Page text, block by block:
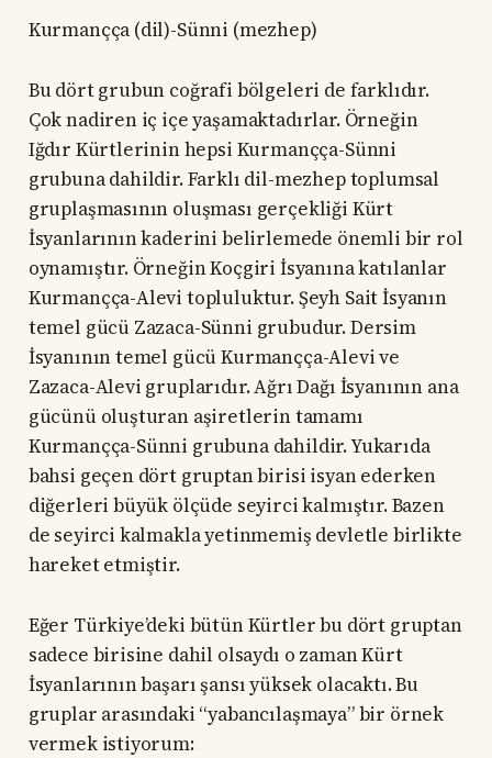
Kurmançça (dil)-Sünni (mezhep)
Bu dört grubun coğrafi bölgeleri de farklıdır.
Çok nadiren iç içe yaşamaktadırlar. Örneğin
Iğdır Kürtlerinin hepsi Kurmançça-Sünni
grubuna dahildir. Farklı dil-mezhep toplumsal
gruplaşmasının oluşması gerçekliği Kürt
İsyanlarının kaderini belirlemede önemli bir rol
oynamıştır. Örneğin Koçgiri İsyanına katılanlar
Kurmançça-Alevi topluluktur. Şeyh Sait İsyanın
temel gücü Zazaca-Sünni grubudur. Dersim
İsyanının temel gücü Kurmançça-Alevi ve
Zazaca-Alevi gruplarıdır. Ağrı Dağı İsyanının ana
gücünü oluşturan aşiretlerin tamamı
Kurmançça-Sünni grubuna dahildir. Yukarıda
bahsi geçen dört gruptan birisi isyan ederken
diğerleri büyük ölçüde seyirci kalmıştır. Bazen
de seyirci kalmakla yetinmemiş devletle birlikte
hareket etmiştir.
Eğer Türkiye’deki bütün Kürtler bu dört gruptan
sadece birisine dahil olsaydı o zaman Kürt
İsyanlarının başarı şansı yüksek olacaktı. Bu
gruplar arasındaki “yabancılaşmaya” bir örnek
vermek istiyorum: